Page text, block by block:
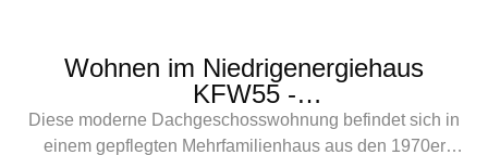
Wohnen im Niedrigenergiehaus
KFW55 -
2-Zimmer-Wohnung | Neubau-
Dachgeschoss.
Diese moderne Dachgeschosswohnung befindet sich in
einem gepflegten Mehrfamilienhaus aus den 1970er